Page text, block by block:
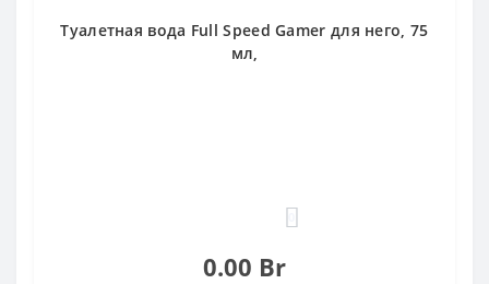
Туалетная вода Full Speed Gamer для него, 75
мл,
0.00 Br